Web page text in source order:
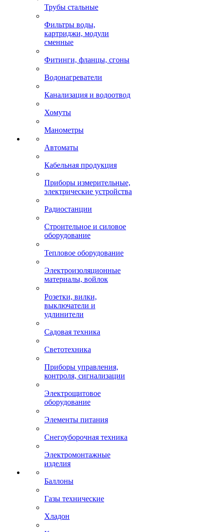
Трубы стальные
Фильтры воды,
картриджи, модули
сменные
Фитинги, фланцы, сгоны
Водонагреватели
Канализация и водоотвод
Хомуты
Манометры
Автоматы
Кабельная продукция
Приборы измерительные,
электрические устройства
Радиостанции
Строительное и силовое
оборудование
Тепловое оборудование
Электроизоляционные
материалы, войлок
Розетки, вилки,
выключатели и
удлинители
Садовая техника
Светотехника
Приборы управления,
контроля, сигнализации
Электрощитовое
оборудование
Элементы питания
Снегоуборочная техника
Электромонтажные
изделия
Баллоны
Газы технические
Хладон